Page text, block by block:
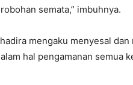
semata,” imbuhnya.
mengaku menyesal dan
hal pengamanan semua